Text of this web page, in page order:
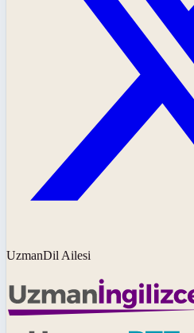
UzmanDil Ailesi